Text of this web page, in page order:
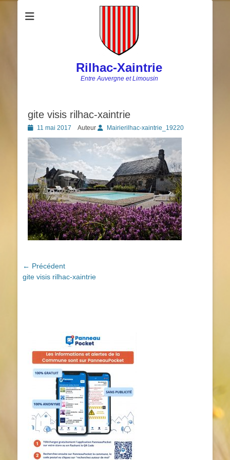
Rilhac-Xaintrie
Entre Auvergne et Limousin
gite visis rilhac-xaintrie
Posted
on
11 mai 2017 Auteur Mairierilhac-xaintrie_19220
Navigation
de
← Précédent
Article
gite visis rilhac-xaintrie